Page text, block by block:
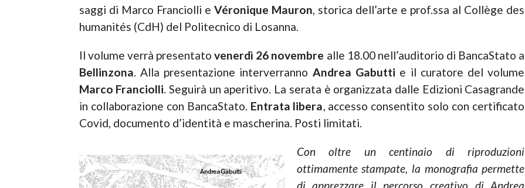
saggi di Marco Franciolli e Véronique Mauron, storica dell’arte e prof.ssa al Collège des
humanités (CdH) del Politecnico di Losanna.
Il volume verrà presentatovenerdì 26 novembre alle 18.00 nell’auditorio di BancaStato a
Bellinzona. Alla presentazione interverranno Andrea Gabutti e il curatore del volume
Marco Franciolli. Seguirà un aperitivo. La serata è organizzata dalle Edizioni Casagrande
in collaborazione con BancaStato. Entrata libera, accesso consentito solo con certificato
Covid, documento d’identità e mascherina. Posti limitati.
Con oltre un centinaio di riproduzioni
ottimamente stampate, la monografia permette